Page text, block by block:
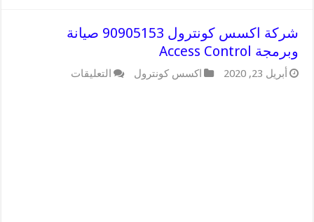
شركة اكسس كونترول 90905153 صيانة
وبرمجة Access Control
أبريل 23, 2020 اكسس كونترول التعليقات